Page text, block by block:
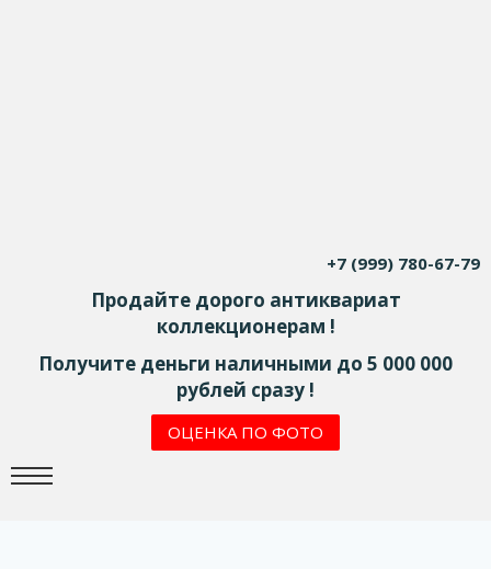
+7 (999) 780-67-79
Продайте дорого антиквариат
коллекционерам !
Получите деньги наличными до 5 000 000
рублей сразу !
ОЦЕНКА ПО ФОТО